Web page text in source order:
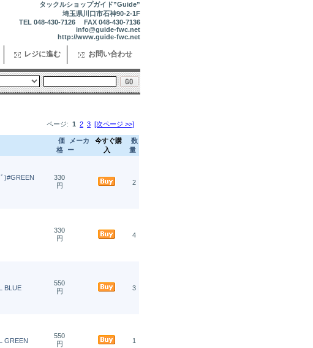
タックルショップガイド”Guide”
埼玉県川口市石神90-2-1F
TEL 048-430-7126 FAX 048-430-7136
info@guide-fwc.net
http://www.guide-fwc.net
レジに進む お問い合わせ
ページ: 1 2 3 [次ページ >>]
価
格
メーカ
ー
今すぐ購
入
数
量
)#GREEN
330
円
2
330
円
4
BLUE
550
円
3
GREEN
550
円
1